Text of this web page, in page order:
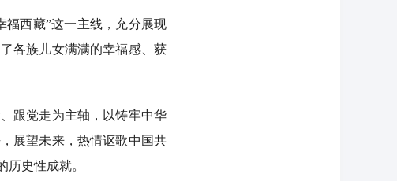
西藏”这一主线，充分展现
各族儿女满满的幸福感、获
跟党走为主轴，以铸牢中华
展望未来，热情讴歌中国共
史性成就。